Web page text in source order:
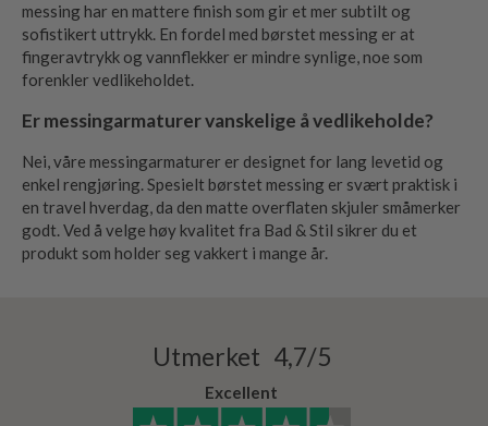
messing har en mattere finish som gir et mer subtilt og
sofistikert uttrykk. En fordel med børstet messing er at
fingeravtrykk og vannflekker er mindre synlige, noe som
forenkler vedlikeholdet.
Er messingarmaturer vanskelige å vedlikeholde?
Nei, våre messingarmaturer er designet for lang levetid og
enkel rengjøring. Spesielt børstet messing er svært praktisk i
en travel hverdag, da den matte overflaten skjuler småmerker
godt. Ved å velge høy kvalitet fra Bad & Stil sikrer du et
produkt som holder seg vakkert i mange år.
Utmerket 4,7/5
Excellent